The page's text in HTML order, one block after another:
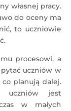
własnej pracy.
do oceny ma
to uczniowie
procesowi, a
uczniów w
planują dalej.
uczniów jest
w małych